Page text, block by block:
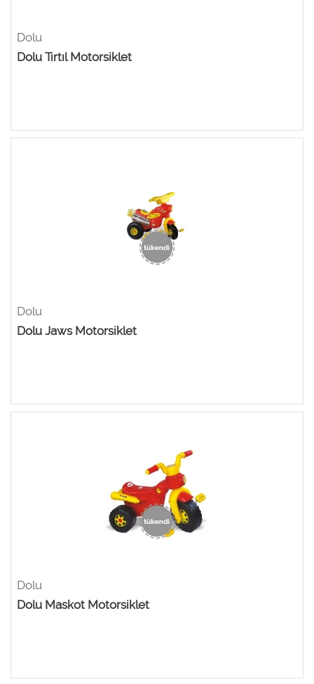
Dolu
Dolu Tırtıl Motorsiklet
Dolu
Dolu Jaws Motorsiklet
Dolu
Dolu Maskot Motorsiklet